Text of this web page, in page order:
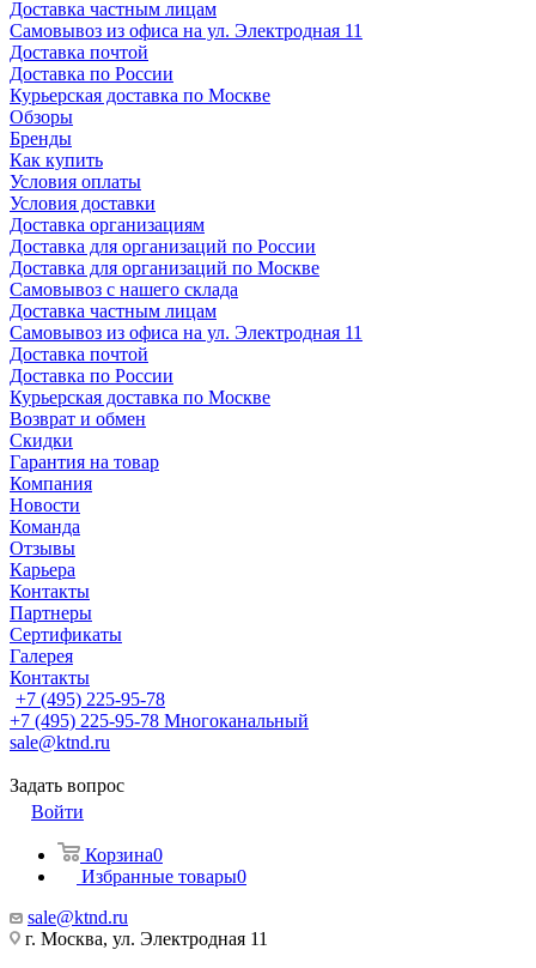
Доставка частным лицам
Самовывоз из офиса на ул. Электродная 11
Доставка почтой
Доставка по России
Курьерская доставка по Москве
Обзоры
Бренды
Как купить
Условия оплаты
Условия доставки
Доставка организациям
Доставка для организаций по России
Доставка для организаций по Москве
Самовывоз с нашего склада
Доставка частным лицам
Самовывоз из офиса на ул. Электродная 11
Доставка почтой
Доставка по России
Курьерская доставка по Москве
Возврат и обмен
Скидки
Гарантия на товар
Компания
Новости
Команда
Отзывы
Карьера
Контакты
Партнеры
Сертификаты
Галерея
Контакты
+7 (495) 225-95-78
+7 (495) 225-95-78 Многоканальный
sale@ktnd.ru
Задать вопрос
Войти
Корзина0
Избранные товары0
sale@ktnd.ru
г. Москва, ул. Электродная 11